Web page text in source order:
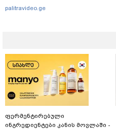
არასრულწლოვნებს?
palitravideo.ge
ფერმენტირებული
ინგრედიენტები კანის მოვლაში -